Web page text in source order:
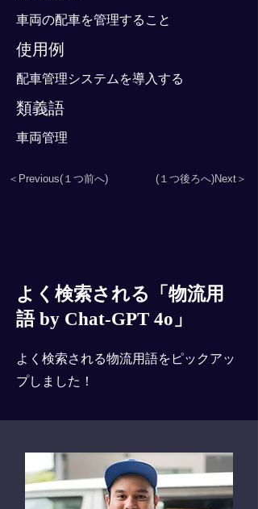
車両の配車を管理すること
使用例
配車管理システムを導入する
類義語
車両管理
＜Previous(１つ前へ) (１つ後ろへ)Next＞
よく検索される「物流用
語 by Chat-GPT 4o」
よく検索される物流用語をピックアッ
プしました！